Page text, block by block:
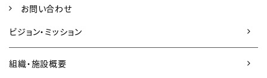
お問い合わせ
ビジョン・ミッション
組織・施設概要